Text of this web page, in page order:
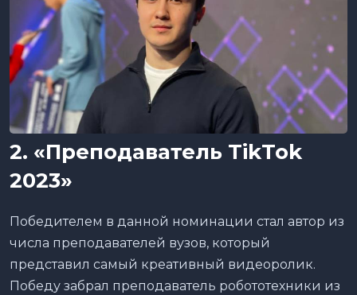
2. «Преподаватель TikTok
2023»
Победителем в данной номинации стал автор из
числа преподавателей вузов, который
представил самый креативный видеоролик.
Победу забрал преподаватель робототехники из